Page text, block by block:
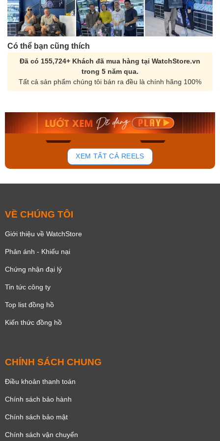
Có thể bạn cũng thích
Đã có 155,724+ Khách đã mua hàng tại WatchStore.vn
trong 5 năm qua.
Tất cả sản phẩm chúng tôi bán ra đều là chính hãng 100%
128
Orient Nam RA-
Mua ngay
Casio Nam MTS-
Mua ngay
XEM TẤT CẢ REELS
VỀ CHÚNG TÔI
Giới thiệu về WatchStore
Phản ánh - Khiếu nại
Chứng nhận đại lý
Tin tức công ty
Top list đồng hồ
Kiến thức đồng hồ
CHÍNH SÁCH CHUNG
Điều khoản thanh toán
Chính sách bảo hành
Chính sách bảo mật
Chính sách vận chuyển